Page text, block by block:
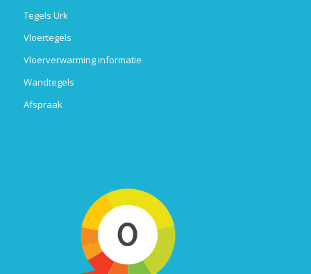
Tegels Urk
Vloertegels
Vloerverwarming informatie
Wandtegels
Afspraak